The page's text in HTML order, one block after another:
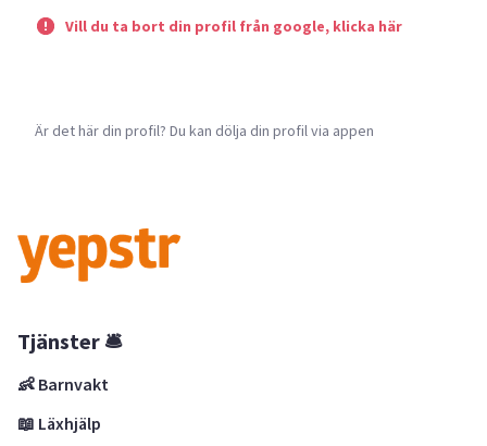
Vill du ta bort din profil från google, klicka här
Är det här din profil? Du kan dölja din profil via appen
Tjänster 🛎
👶 Barnvakt
📖 Läxhjälp